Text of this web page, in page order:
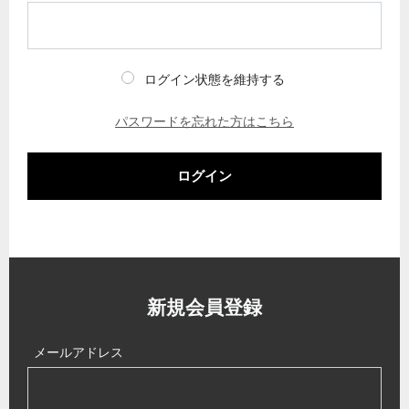
ログイン状態を維持する
パスワードを忘れた方はこちら
ログイン
新規会員登録
メールアドレス